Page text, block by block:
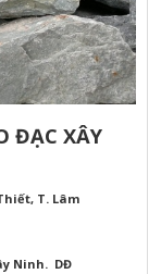
ĐẠC XÂY
T. Lâm
Ninh. DĐ